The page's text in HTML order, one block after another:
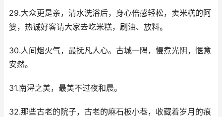
29.大众更是亲，清水洗浴后，身心倍感轻松，卖米糕的阿
婆，热诚好客请大家去吃米糕，刷油、放料。
30.人间烟火气，最抚凡人心。古城一隅，慢煮光阴，惬意
安然。
31.南浔之美，最美不过夜和晨。
32.那些古老的院子，古老的麻石板小巷，收藏着岁月的痕